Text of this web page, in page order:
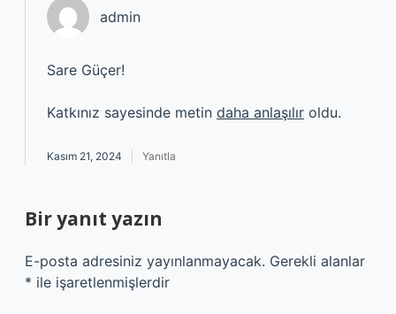
admin
Sare Güçer!
Katkınız sayesinde metin daha anlaşılır oldu.
Kasım 21, 2024 Yanıtla
Bir yanıt yazın
E-posta adresiniz yayınlanmayacak. Gerekli alanlar
* ile işaretlenmişlerdir